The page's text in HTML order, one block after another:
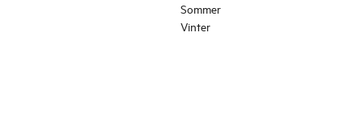
Sommer
Vinter